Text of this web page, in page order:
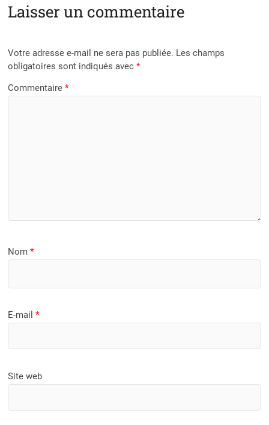
Laisser un commentaire
Votre adresse e-mail ne sera pas publiée. Les champs
obligatoires sont indiqués avec*
Commentaire*
Nom*
E-mail*
Site web